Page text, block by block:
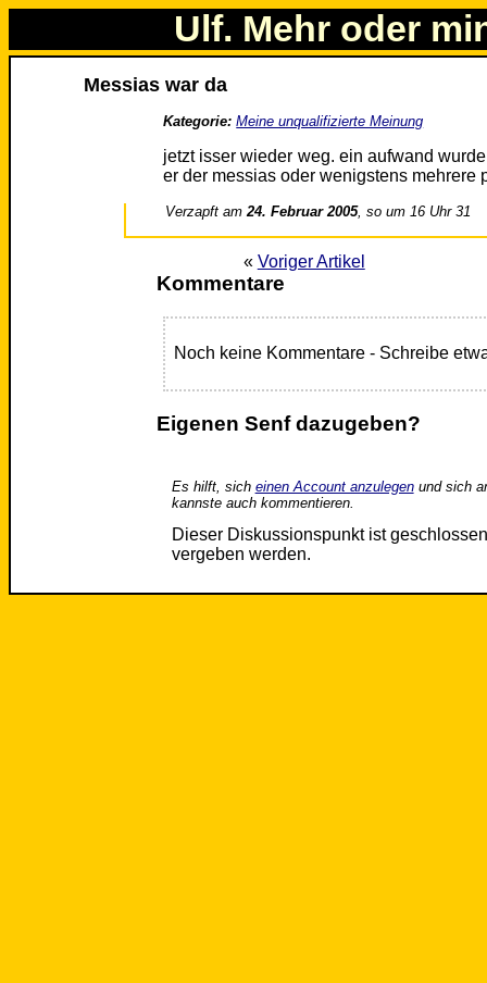
Ulf. Mehr oder
Messias war da
Kategorie: Meine unqualifizierte Meinung
jetzt isser wieder weg. ein aufwand
er der messias oder wenigstens mehrere
Verzapft am24. Februar 2005, so um 16 Uhr 31
« Voriger Artikel
Kommentare
Noch keine Kommentare - Schreibe
Eigenen Senf dazugeben?
Es hilft, sich einen Account anzulegenund sich
kannste auch kommentieren.
Dieser Diskussionspunkt ist
vergeben werden.